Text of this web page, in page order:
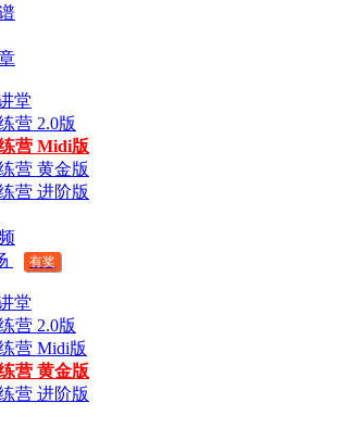
堂
营 2.0版
营 Midi版
营 黄金版
营 进阶版
有奖
堂
营 2.0版
营 Midi版
营 黄金版
营 进阶版